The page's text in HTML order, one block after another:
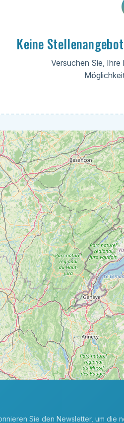
Keine
Versuchen Sie, Ihre
Sie den Newsletter, um die